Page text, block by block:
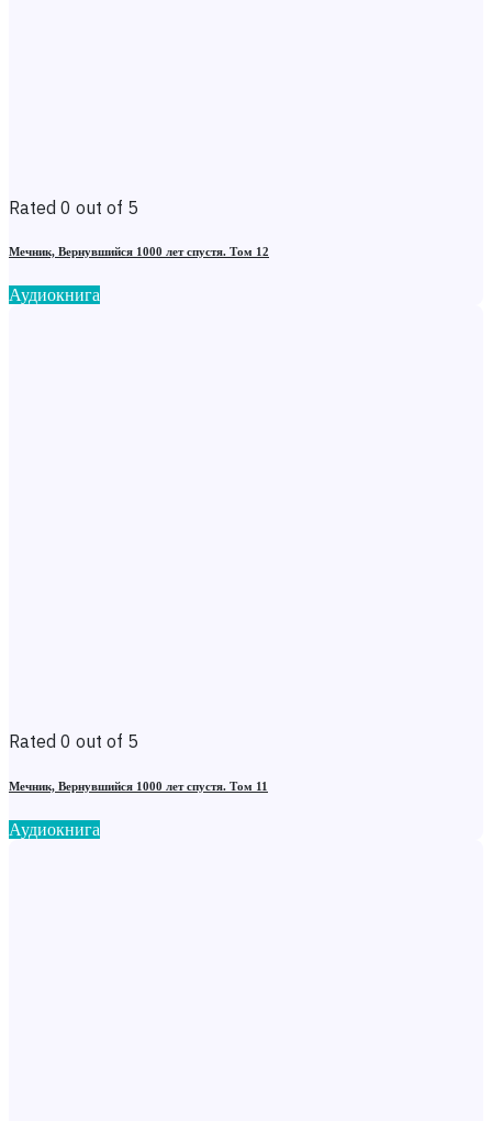
Rated 0 out of 5
Мечник, Вернувшийся 1000 лет спустя. Том 12
Аудиокнига
Rated 0 out of 5
Мечник, Вернувшийся 1000 лет спустя. Том 11
Аудиокнига